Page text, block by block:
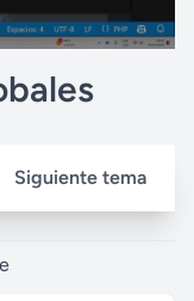
Siguiente tema